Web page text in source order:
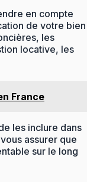
en compte
de votre bien
les
locative, les
France
les inclure dans
assurer que
sur le long